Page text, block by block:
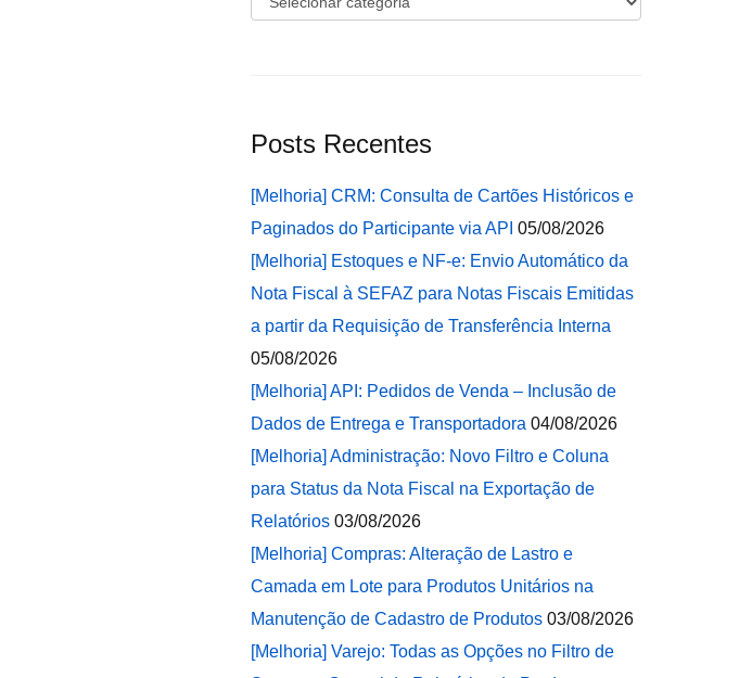
Posts Recentes
[Melhoria] CRM: Consulta de Cartões Históricos e
Paginados do Participante via API 05/08/2026
[Melhoria] Estoques e NF-e: Envio Automático da
Nota Fiscal à SEFAZ para Notas Fiscais Emitidas
a partir da Requisição de Transferência Interna
05/08/2026
[Melhoria] API: Pedidos de Venda – Inclusão de
Dados de Entrega e Transportadora 04/08/2026
[Melhoria] Administração: Novo Filtro e Coluna
para Status da Nota Fiscal na Exportação de
Relatórios 03/08/2026
[Melhoria] Compras: Alteração de Lastro e
Camada em Lote para Produtos Unitários na
Manutenção de Cadastro de Produtos 03/08/2026
[Melhoria] Varejo: Todas as Opções no Filtro de